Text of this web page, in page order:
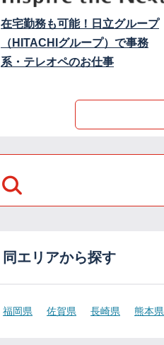
在宅勤務も可能！日立グループ
（HITACHIグループ）で事務
系・テレオペのお仕事
同エリアから探す
福岡県 佐賀県 長崎県 熊本県